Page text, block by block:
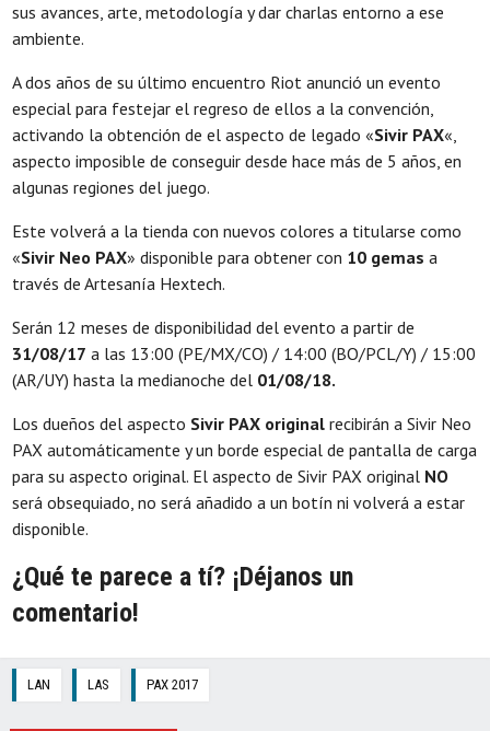
sus avances, arte, metodología y dar charlas entorno a ese
ambiente.
A dos años de su último encuentro Riot anunció un evento
especial para festejar el regreso de ellos a la convención,
activando la obtención de el aspecto de legado «Sivir PAX«,
aspecto imposible de conseguir desde hace más de 5 años, en
algunas regiones del juego.
Este volverá a la tienda con nuevos colores a titularse como
«Sivir Neo PAX» disponible para obtener con 10 gemas a
través de Artesanía Hextech.
Serán 12 meses de disponibilidad del evento a partir de
31/08/17 a las 13:00 (PE/MX/CO) / 14:00 (BO/PCL/Y) / 15:00
(AR/UY) hasta la medianoche del 01/08/18.
Los dueños del aspecto Sivir PAX original recibirán a Sivir Neo
PAX automáticamente y un borde especial de pantalla de carga
para su aspecto original. El aspecto de Sivir PAX original NO
será obsequiado, no será añadido a un botín ni volverá a estar
disponible.
¿Qué te parece a tí? ¡Déjanos un
comentario!
LAN LAS PAX 2017